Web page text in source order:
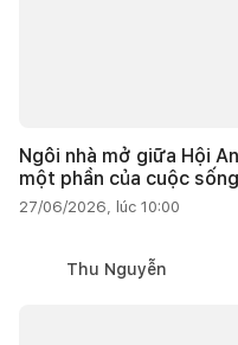
Ngôi nhà mở giữa Hội
một phần của cuộc sống
27/06/2026, lúc 10:00
Thu Nguyễn